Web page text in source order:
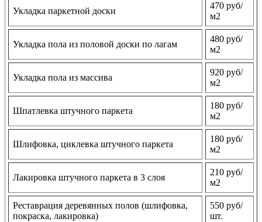
Укладка паркетной доски
470 руб/
м2
Укладка пола из половой доски по лагам
480 руб/
м2
Укладка пола из массива
920 руб/
м2
Шпатлевка штучного паркета
180 руб/
м2
Шлифовка, циклевка штучного паркета
180 руб/
м2
Лакировка штучного паркета в 3 слоя
210 руб/
м2
Реставрация деревянных полов (шлифовка,
покраска, лакировка)
550 руб/
шт.